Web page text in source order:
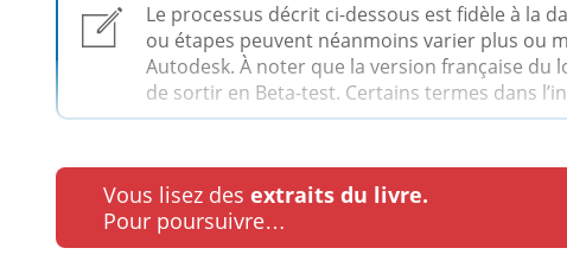
Le processus décrit ci-dessous est fidèle à la
ou étapes peuvent néanmoins varier plus ou
Autodesk. À noter que la version française du
de sortir en Beta-test. Certains termes dans
Vous lisez des extraits du livre.
Pour poursuivre…